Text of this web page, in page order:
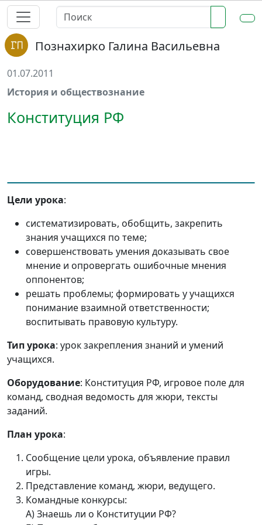
Познахирко Галина Васильевна
01.07.2011
История и обществознание
Конституция РФ
Цели урока:
систематизировать, обобщить, закрепить
знания учащихся по теме;
совершенствовать умения доказывать свое
мнение и опровергать ошибочные мнения
оппонентов;
решать проблемы; формировать у учащихся
понимание взаимной ответственности;
воспитывать правовую культуру.
Тип урока: урок закрепления знаний и умений
учащихся.
Оборудование: Конституция РФ, игровое поле для
команд, сводная ведомость для жюри, тексты
заданий.
План урока:
Сообщение цели урока, объявление правил
игры.
Представление команд, жюри, ведущего.
Командные конкурсы:
А) Знаешь ли о Конституции РФ?